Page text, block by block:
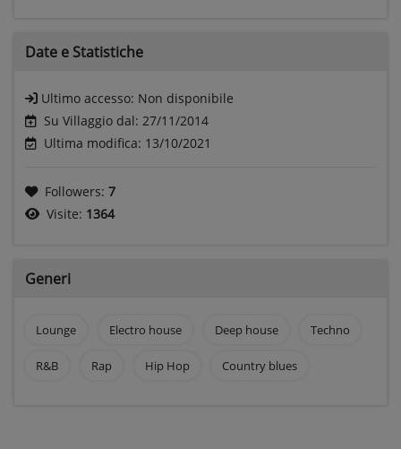
Date e Statistiche
Ultimo accesso: Non disponibile
Su Villaggio dal: 27/11/2014
Ultima modifica: 13/10/2021
Followers: 7
Visite: 1364
Generi
Lounge Electro house Deep house Techno
R&B Rap Hip Hop Country blues